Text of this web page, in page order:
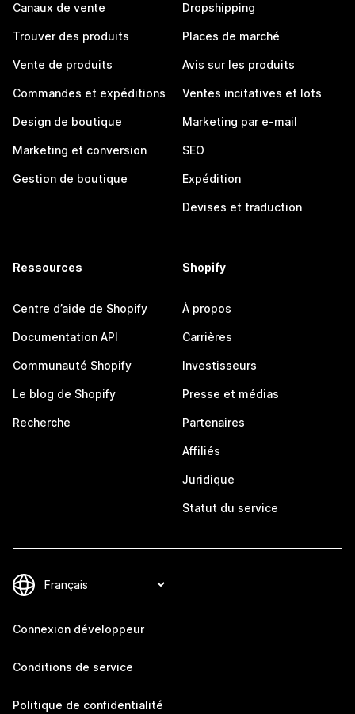
Canaux de vente
Trouver des produits
Vente de produits
Commandes et expéditions
Design de boutique
Marketing et conversion
Gestion de boutique
Dropshipping
Places de marché
Avis sur les produits
Ventes incitatives et lots
Marketing par e-mail
SEO
Expédition
Devises et traduction
Ressources
Centre d’aide de Shopify
Documentation API
Communauté Shopify
Le blog de Shopify
Recherche
Shopify
À propos
Carrières
Investisseurs
Presse et médias
Partenaires
Affiliés
Juridique
Statut du service
Connexion développeur
Conditions de service
Politique de confidentialité